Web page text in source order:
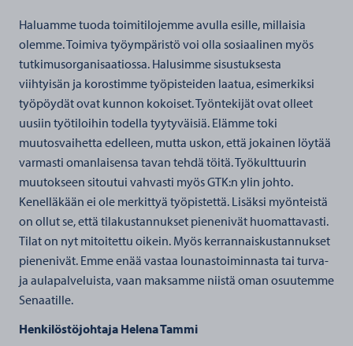
Haluamme tuoda toimitilojemme avulla esille, millaisia
olemme. Toimiva työympäristö voi olla sosiaalinen myös
tutkimusorganisaatiossa. Halusimme sisustuksesta
viihtyisän ja korostimme työpisteiden laatua, esimerkiksi
työpöydät ovat kunnon kokoiset. Työntekijät ovat olleet
uusiin työtiloihin todella tyytyväisiä. Elämme toki
muutosvaihetta edelleen, mutta uskon, että jokainen löytää
varmasti omanlaisensa tavan tehdä töitä. Työkulttuurin
muutokseen sitoutui vahvasti myös GTK:n ylin johto.
Kenelläkään ei ole merkittyä työpistettä. Lisäksi myönteistä
on ollut se, että tilakustannukset pienenivät huomattavasti.
Tilat on nyt mitoitettu oikein. Myös kerrannaiskustannukset
pienenivät. Emme enää vastaa lounastoiminnasta tai turva-
ja aulapalveluista, vaan maksamme niistä oman osuutemme
Senaatille.
Henkilöstöjohtaja Helena Tammi